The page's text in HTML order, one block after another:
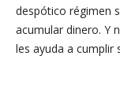
despótico régimen
acumular dinero. Y
les ayuda a cumplir